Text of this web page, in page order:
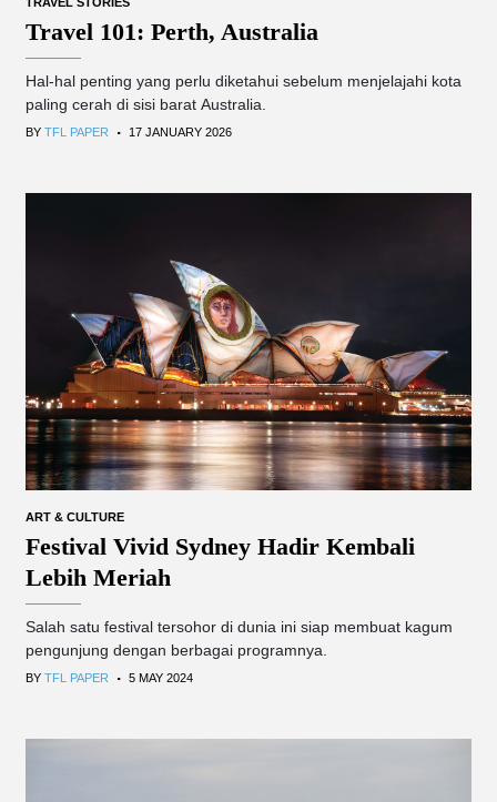
Travel 101: Perth, Australia
Hal-hal penting yang perlu diketahui sebelum menjelajahi kota
paling cerah di sisi barat Australia.
BY TFL PAPER . 17 JANUARY 2026
ART & CULTURE
Festival Vivid Sydney Hadir Kembali
Lebih Meriah
Salah satu festival tersohor di dunia ini siap membuat kagum
pengunjung dengan berbagai programnya.
BY TFL PAPER . 5 MAY 2024